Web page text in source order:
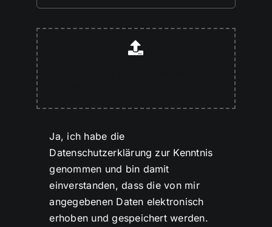
Ja, ich habe die
Datenschutzerklärung zur Kenntnis
genommen und bin damit
einverstanden, dass die von mir
angegebenen Daten elektronisch
erhoben und gespeichert werden.